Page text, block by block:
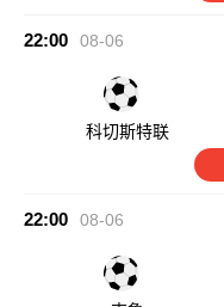
22:00 08-06
科切斯特联
22:00 08-06